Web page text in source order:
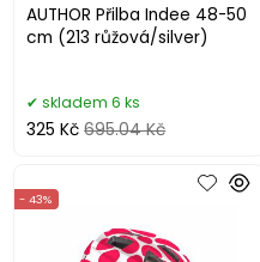
AUTHOR Přilba Indee 48-50
cm (213 růžová/silver)
skladem 6 ks
325 Kč 695.04 Kč
- 43%